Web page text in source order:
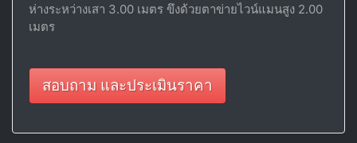
ห่างระหว่างเสา 3.00 เมตร ขึงด้วยตาข่ายไวน์แมนสูง 2.00
เมตร
สอบถาม และประเมินราคา